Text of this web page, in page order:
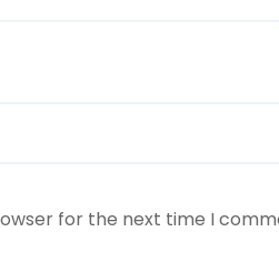
for the next time I